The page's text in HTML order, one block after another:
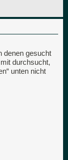
denen gesucht
durchsucht,
unten nicht